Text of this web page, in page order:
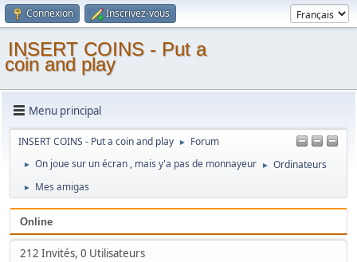
Connexion Inscrivez-vous
INSERT COINS - Put a
coin and play
Menu principal
INSERT COINS - Put a coin and play ► Forum
► On joue sur un écran , mais y'a pas de monnayeur ► Ordinateurs
► Mes amigas
Online
212 Invités, 0 Utilisateurs